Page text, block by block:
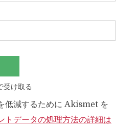
受け取る
低減するために Akismet を
トデータの処理方法の詳細は